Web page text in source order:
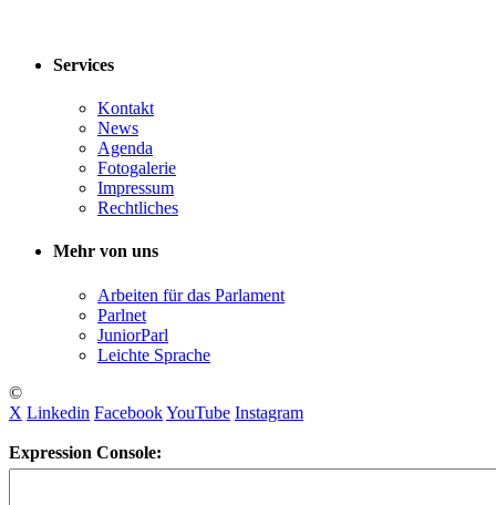
Services
Kontakt
News
Agenda
Fotogalerie
Impressum
Rechtliches
Mehr von uns
Arbeiten für das Parlament
Parlnet
JuniorParl
Leichte Sprache
©
X Linkedin FacebookYouTube Instagram
Expression Console: